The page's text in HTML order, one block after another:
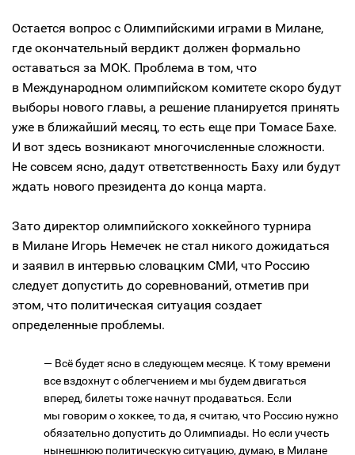
Остается вопрос с Олимпийскими играми в Милане,
где окончательный вердикт должен формально
оставаться за МОК. Проблема в том, что
в Международном олимпийском комитете скоро будут
выборы нового главы, а решение планируется принять
уже в ближайший месяц, то есть еще при Томасе Бахе.
И вот здесь возникают многочисленные сложности.
Не совсем ясно, дадут ответственность Баху или будут
ждать нового президента до конца марта.
Зато директор олимпийского хоккейного турнира
в Милане Игорь Немечек не стал никого дожидаться
и заявил в интервью словацким СМИ, что Россию
следует допустить до соревнований, отметив при
этом, что политическая ситуация создает
определенные проблемы.
— Всё будет ясно в следующем месяце. К тому времени
все вздохнут с облегчением и мы будем двигаться
вперед, билеты тоже начнут продаваться. Если
мы говорим о хоккее, то да, я считаю, что Россию нужно
обязательно допустить до Олимпиады. Но если учесть
нынешнюю политическую ситуацию, думаю, в Милане